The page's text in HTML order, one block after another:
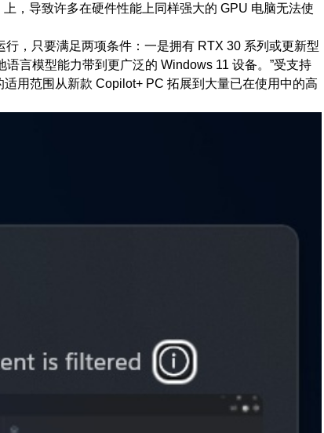
，导致许多在硬件性能上同样强大的 GPU 电脑无法使
，只要满足两项条件：一是拥有 RTX 30 系列或更新型
言模型能力带到更广泛的 Windows 11 设备。”受支持
用范围从新款 Copilot+ PC 拓展到大量已在使用中的高